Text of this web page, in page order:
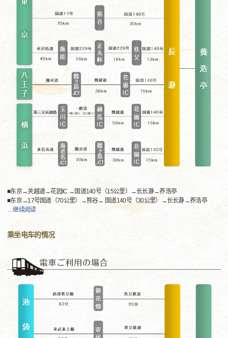
■东京→关越道→花园IC →国道140号（15公里）→长长瀞→养浩亭
■东京→17号国道（70公里）→熊谷→ 国道140号（30公里）→长长瀞→养浩亭
…继续阅读
乘坐电车的情况